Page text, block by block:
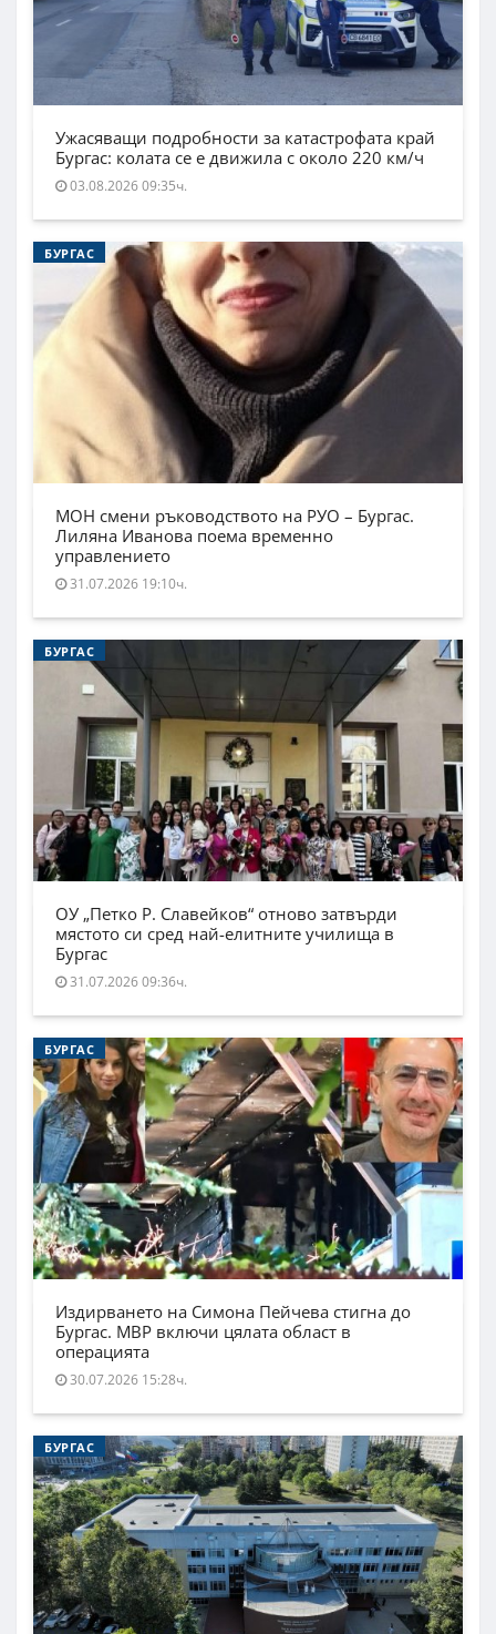
Ужасяващи подробности за катастрофата край
Бургас: колата се е движила с около 220 км/ч
03.08.2026 09:35ч.
БУРГАС
МОН смени ръководството на РУО – Бургас.
Лиляна Иванова поема временно
управлението
31.07.2026 19:10ч.
БУРГАС
ОУ „Петко Р. Славейков“ отново затвърди
мястото си сред най-елитните училища в
Бургас
31.07.2026 09:36ч.
БУРГАС
Издирването на Симона Пейчева стигна до
Бургас. МВР включи цялата област в
операцията
30.07.2026 15:28ч.
БУРГАС